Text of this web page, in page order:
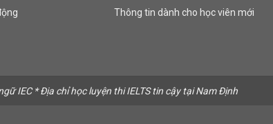
Thông tin dành cho học viên mới
IEC * Địa chỉ học luyện thi IELTS tin cậy tại Nam Định